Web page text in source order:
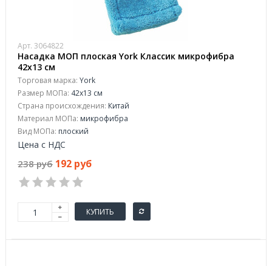
Арт. 3064822
Насадка МОП плоская York Классик микрофибра
42х13 см
Торговая марка: York
Размер МОПа: 42х13 см
Страна происхождения: Китай
Материал МОПа: микрофибра
Вид МОПа: плоский
Цена с НДС
238 руб 192 руб
КУПИТЬ